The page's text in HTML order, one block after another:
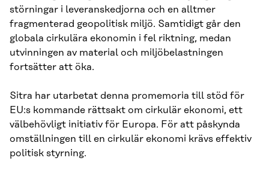
störningar i leveranskedjorna och en alltmer
fragmenterad geopolitisk miljö. Samtidigt går den
globala cirkulära ekonomin i fel riktning, medan
utvinningen av material och miljöbelastningen
fortsätter att öka.
Sitra har utarbetat denna promemoria till stöd för
EU:s kommande rättsakt om cirkulär ekonomi, ett
välbehövligt initiativ för Europa. För att påskynda
omställningen till en cirkulär ekonomi krävs effektiv
politisk styrning.